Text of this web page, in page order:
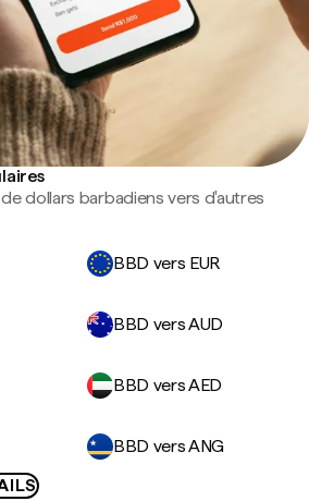
dollars barbadiens vers d'autres
BBD vers EUR
BBD vers AUD
BBD vers AED
BBD vers ANG